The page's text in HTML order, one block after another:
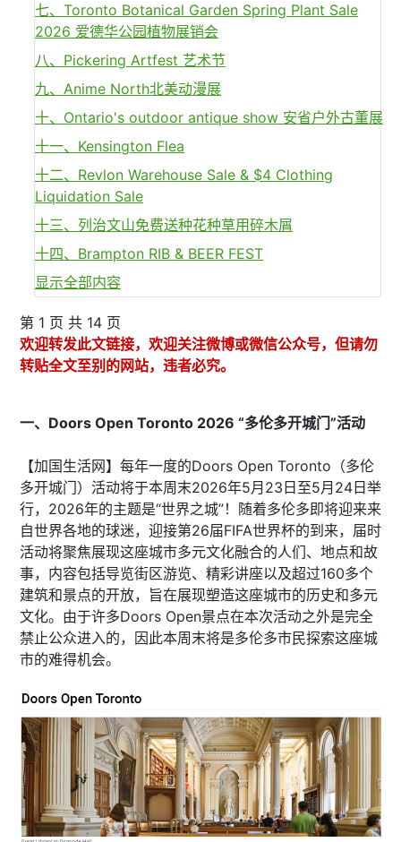
七、Toronto Botanical Garden Spring Plant Sale
2026 爱德华公园植物展销会
八、Pickering Artfest 艺术节
九、Anime North北美动漫展
十、Ontario's outdoor antique show 安省户外古董展
十一、Kensington Flea
十二、Revlon Warehouse Sale & $4 Clothing
Liquidation Sale
十三、列治文山免费送种花种草用碎木屑
十四、Brampton RIB & BEER FEST
显示全部内容
第 1 页 共 14 页
欢迎转发此文链接，欢迎关注微博或微信公众号，但请勿
转贴全文至别的网站，违者必究。
一、Doors Open Toronto 2026 “多伦多开城门”活动
【加国生活网】每年一度的Doors Open Toronto（多伦
多开城门）活动将于本周末2026年5月23日至5月24日举
行，2026年的主题是“世界之城”！随着多伦多即将迎来来
自世界各地的球迷，迎接第26届FIFA世界杯的到来，届时
活动将聚焦展现这座城市多元文化融合的人们、地点和故
事，内容包括导览街区游览、精彩讲座以及超过160多个
建筑和景点的开放，旨在展现塑造这座城市的历史和多元
文化。由于许多Doors Open景点在本次活动之外是完全
禁止公众进入的，因此本周末将是多伦多市民探索这座城
市的难得机会。